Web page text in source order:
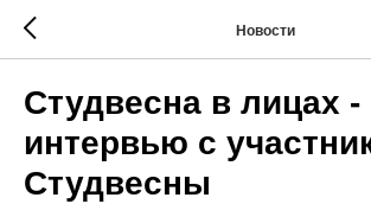
Новости
Студвесна в лицах -
интервью с
Студвесны